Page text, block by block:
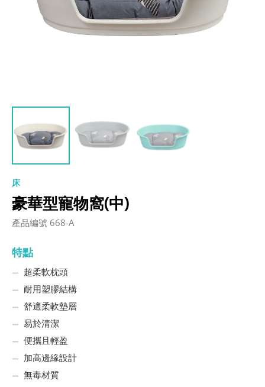
床
豪華型寵物窩(中)
產品編號 668-A
特點
超柔軟枕頭
耐用塑膠結構
舒適柔軟墊層
易於清潔
便攜且輕盈
加高邊緣設計
無毒材質